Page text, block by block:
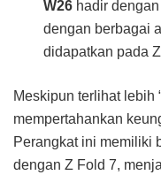
W26 hadir
dengan berbagai
didapatkan pada
Meskipun terlihat lebih
mempertahankan
Perangkat ini memiliki
dengan Z Fold 7,